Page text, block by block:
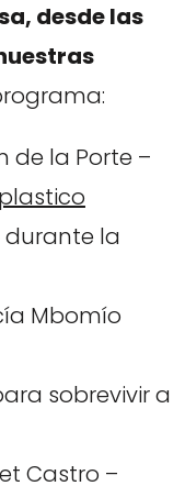
desde las
de la Porte –
durante la
Mbomío
sobrevivir a
Castro –